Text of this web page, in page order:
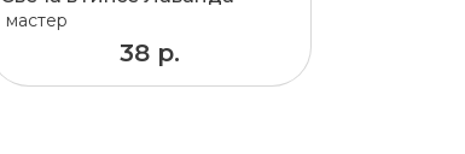
мастер
38 р.